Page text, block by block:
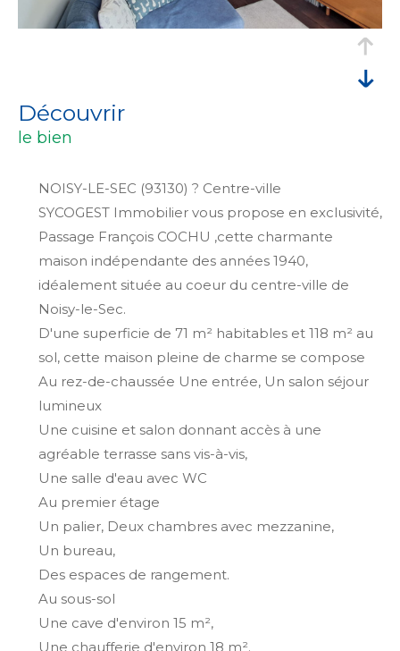
découvrir
le bien
NOISY-LE-SEC (93130) ? Centre-ville
SYCOGEST Immobilier vous propose en exclusivité,
Passage François COCHU ,cette charmante
maison indépendante des années 1940,
idéalement située au coeur du centre-ville de
Noisy-le-Sec.
D'une superficie de 71 m² habitables et 118 m² au
sol, cette maison pleine de charme se compose
Au rez-de-chaussée Une entrée, Un salon séjour
lumineux
Une cuisine et salon donnant accès à une
agréable terrasse sans vis-à-vis,
Une salle d'eau avec WC
Au premier étage
Un palier, Deux chambres avec mezzanine,
Un bureau,
Des espaces de rangement.
Au sous-sol
Une cave d'environ 15 m²,
Une chaufferie d'environ 18 m².